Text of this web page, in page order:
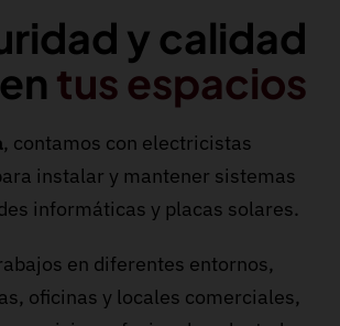
y calidad
en tus espacios
, contamos con electricistas
instalar y mantener sistemas
informáticas y placas solares.
en diferentes entornos,
oficinas y locales comerciales,